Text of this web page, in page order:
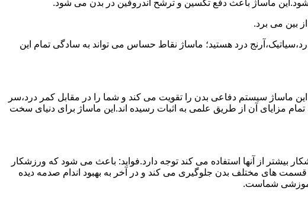
ماساژ باعث دفع تکسین و ترشح آندروفین در بدن می شود.
بین می برد.
درد هستید؛ ماساژ نقاط حساس می تواند به سادگی تمام این
ماساژ سیستم دفاعی بدن را تقویت می کند و شما را در مقابل کمر درد،سر
مزایای آن از طریق علمی به اثبات رسیده اند.این ماساژ برای دنیای سخت
بیشتر از آنها استفاده می کند توجه دارد.فواید: باعث می شود که ورزشکار
های مختلف بدن جلوگیری می کند و در آخر به بهبود اندام صدمه دیده
آموزشی شماست.